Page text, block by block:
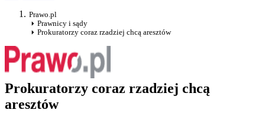
Prawo.pl
Prawnicy i sądy
Prokuratorzy coraz rzadziej chcą aresztów
Prokuratorzy coraz rzadziej chcą
aresztów